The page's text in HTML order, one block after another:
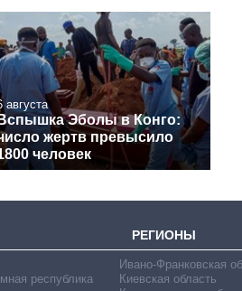
августа
Вспышка Эболы в Конго:
жертв превысило
человек
РЕГИОНЫ
республика
Ивано-Франковская
Киевская область